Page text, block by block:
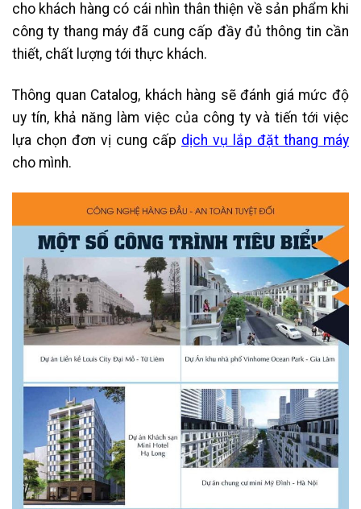
cho khách hàng có cái nhìn thân thiện về sản phẩm khi
công ty thang máy đã cung cấp đầy đủ thông tin cần
thiết, chất lượng tới thực khách.
Thông quan Catalog, khách hàng sẽ đánh giá mức độ
uy tín, khả năng làm việc của công ty và tiến tới việc
lựa chọn đơn vị cung cấp dịch vụ lắp đặt thang máy
cho mình.